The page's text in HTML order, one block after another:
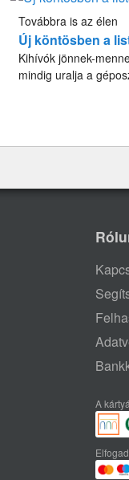
Továbbra is az élen
Új köntösben a
Kihívók jönnek-
mindig uralja a
A